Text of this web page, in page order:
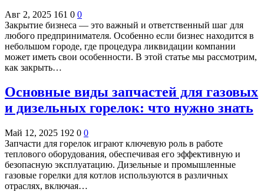
Авг 2, 2025 161 0 0
Закрытие бизнеса — это важный и ответственный шаг для
любого предпринимателя. Особенно если бизнес находится в
небольшом городе, где процедура ликвидации компании
может иметь свои особенности. В этой статье мы рассмотрим,
как закрыть…
Основные виды запчастей для газовых
и дизельных горелок: что нужно знать
Май 12, 2025 192 0 0
Запчасти для горелок играют ключевую роль в работе
теплового оборудования, обеспечивая его эффективную и
безопасную эксплуатацию. Дизельные и промышленные
газовые горелки для котлов используются в различных
отраслях, включая…